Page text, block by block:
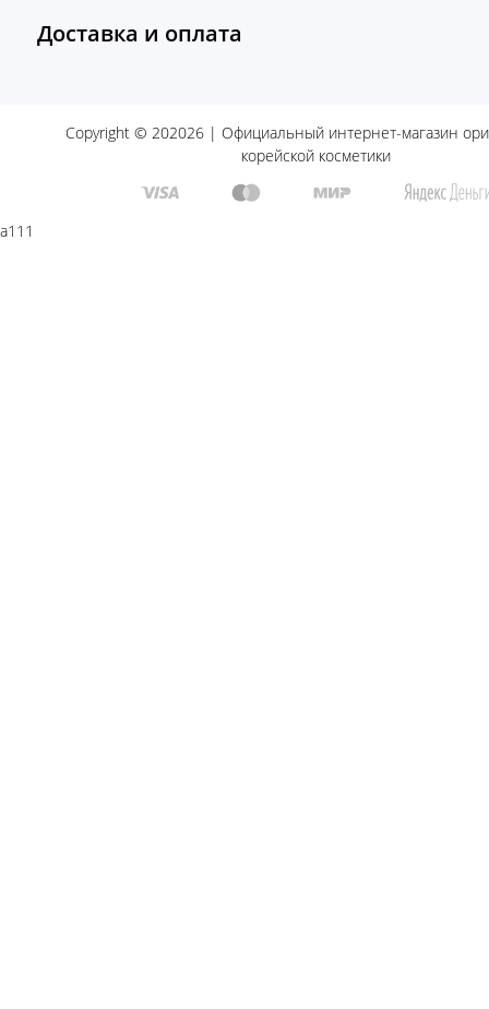
Доставка и оплата
Copyright © 202026 | Официальный интернет-магазин
корейской косметики
a111